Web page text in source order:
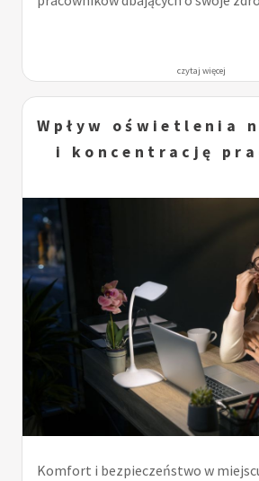
czytaj więcej
Wpływ oświetlenia
i koncentrację
Komfort i bezpieczeństwo w